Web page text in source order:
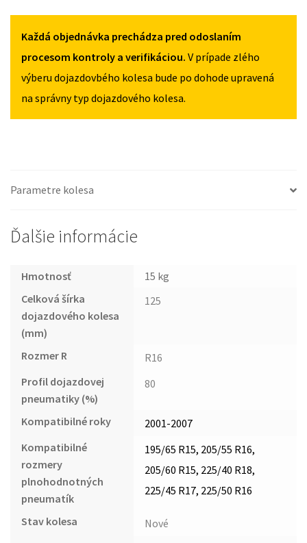
2007
125/80R16
4X108
Každá objednávka prechádza pred odoslaním
procesom kontroly a verifikáciou. V prípade zlého
výberu dojazdovbého kolesa bude po dohode upravená
na správny typ dojazdového kolesa.
Parametre kolesa
Ďalšie informácie
Hmotnosť
15 kg
Celková šírka
dojazdového kolesa
(mm)
125
Rozmer R
R16
Profil dojazdovej
pneumatiky (%)
80
Kompatibilné roky
2001-2007
Kompatibilné
rozmery
plnohodnotných
pneumatík
195/65 R15, 205/55 R16,
205/60 R15, 225/40 R18,
225/45 R17, 225/50 R16
Stav kolesa
Nové